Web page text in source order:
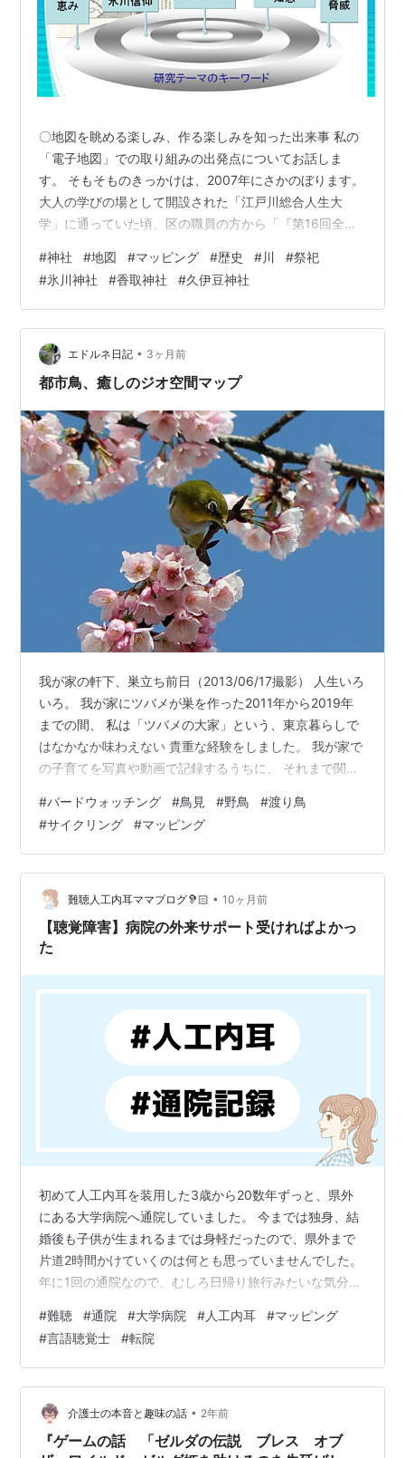
〇地図を眺める楽しみ、作る楽しみを知った出来事 私の
「電子地図」での取り組みの出発点についてお話しま
す。 そもそものきっかけは、2007年にさかのぼります。
大人の学びの場として開設された「江戸川総合人生大
学」に通っていた頃、区の職員の方から「『第16回全国
受けたことが始まりでした。 テーマ探しに悩みながら、
「荒川に関連する何か、私たちの生活に関わるよもやま
話はないか……」と漠然と考えていたとき、たまたま放送
大学のテレビ解説が目に飛び込んできました。そこで
は、「氷川神社が荒川周辺に多く建立されており、水の
脅威に対する守り神としての存在であった…
#神社 #地図 #マッピング #歴史 #川 #祭祀
#氷川神社 #香取神社 #久伊豆神社
エドルネ日記 • 3ヶ月前
都市鳥、癒しのジオ空間マップ
我が家の軒下、巣立ち前日（2013/06/17撮影） 人生いろ
いろ。 我が家にツバメが巣を作った2011年から2019年
までの間、 私は「ツバメの大家」という、東京暮らしで
はなかなか味わえない 貴重な経験をしました。 我が家で
の子育てを写真や動画で記録するうちに、 それまで関心
ました。 水辺をサイクリングしながら撮影した鳥たちの
写真をマップにまとめたのが、 この「都市鳥、癒しのジ
オ空間マップ」です。（文末掲載） ツバメの大家を経験
したことで、鳥たちの鳴き声ひとつにも大切な意味があ
り、 そこには積み上げられてきた「生存戦略」があるの
だと知りました…
#バードウォッチング #鳥見 #野鳥 #渡り鳥
#サイクリング #マッピング
難聴人工内耳ママブログ🦻🏻 • 10ヶ月前
【聴覚障害】病院の外来サポート受ければよかっ
た
初めて人工内耳を装用した3歳から20数年ずっと、県外
にある大学病院へ通院していました。 今までは独身、結
婚後も子供が生まれるまでは身軽だったので、県外まで
片道2時間かけていくのは何とも思っていませんでした。
年に1回の通院なので、むしろ日帰り旅行みたいな気分で
くり帰ろうかなあとか、独り身ならではの考えで行動で
きていました。 通院時間問題 現在、子供が二人います。
幼稚園の間に行って帰ってこなきゃ 渋滞して幼稚園お迎
え間に合わなかったらどうしよう 下の子はまだ1歳だから
連れて行かねば 行くまでの2時間お利口さんにしててく
れるかな？ 大事なマッピン…
#難聴 #通院 #大学病院 #人工内耳 #マッピング
#言語聴覚士 #転院
介護士の本音と趣味の話 • 2年前
『ゲームの話 「ゼルダの伝説 ブレス オブ